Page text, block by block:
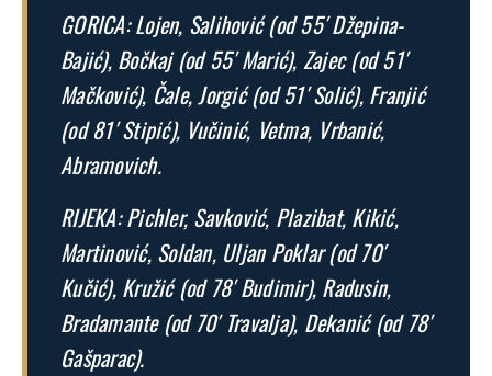
GORICA: Lojen, Salihović (od 55′ Džepina-
Bajić), Bočkaj (od 55′ Marić), Zajec (od 51′
Mačković), Čale, Jorgić (od 51′ Solić), Franjić
(od 81′ Stipić), Vučinić, Vetma, Vrbanić,
Abramovich.
RIJEKA: Pichler, Savković, Plazibat, Kikić,
Martinović, Soldan, Uljan Poklar (od 70′
Kučić), Kružić (od 78′ Budimir), Radusin,
Bradamante (od 70′ Travalja), Dekanić (od 78′
Gašparac).